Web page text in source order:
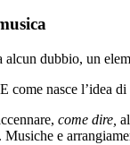
alcun dubbio, un
nasce l’idea
come dire,
e